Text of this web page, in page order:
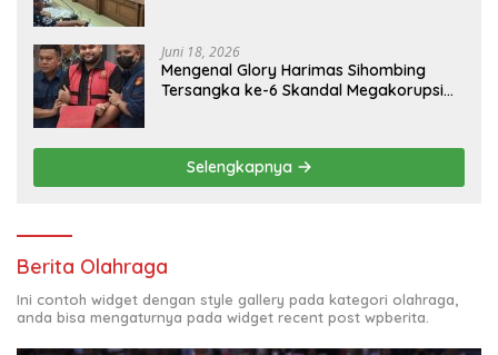
Juni 18, 2026
Mengenal Glory Harimas Sihombing
Tersangka ke-6 Skandal Megakorupsi
Selengkapnya
Berita Olahraga
Ini contoh widget dengan style gallery pada kategori olahraga,
anda bisa mengaturnya pada widget recent post wpberita.